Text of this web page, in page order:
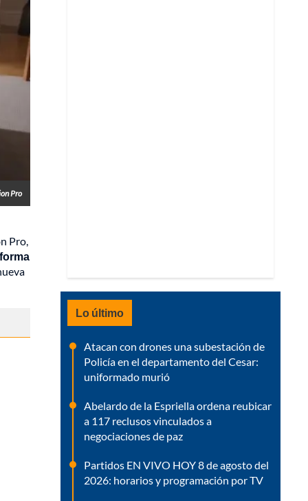
Pro
Pro,
Lo último
Atacan con drones una subestación de
Policía en el departamento del Cesar:
uniformado murió
Abelardo de la Espriella ordena reubicar
a 117 reclusos vinculados a
negociaciones de paz
Partidos EN VIVO HOY 8 de agosto del
2026: horarios y programación por TV